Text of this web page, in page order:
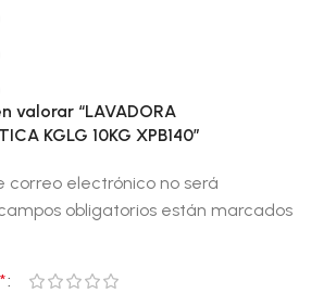
valorar “LAVADORA
KGLG 10KG XPB140”
correo electrónico no será
obligatorios están marcados
*